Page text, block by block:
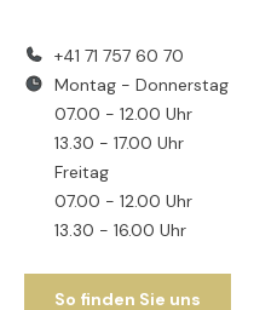
+41 71 757 60 70
Montag - Donnerstag
07.00 - 12.00 Uhr
13.30 - 17.00 Uhr
Freitag
07.00 - 12.00 Uhr
13.30 - 16.00 Uhr
So finden Sie uns